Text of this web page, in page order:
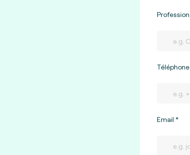
Profession
Téléphone
Email